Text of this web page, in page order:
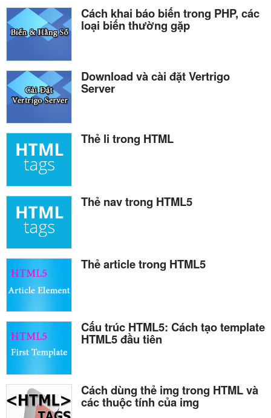
Cách khai báo biến trong PHP, các
loại biến thường gặp
Download và cài đặt Vertrigo
Server
Thẻ li trong HTML
Thẻ nav trong HTML5
Thẻ article trong HTML5
Cấu trúc HTML5: Cách tạo template
HTML5 đầu tiên
Cách dùng thẻ img trong HTML và
các thuộc tính của img